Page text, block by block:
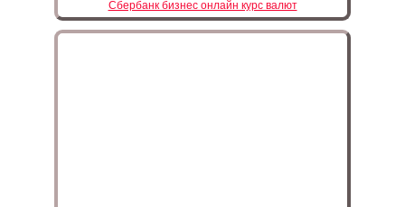
Сбербанк бизнес онлайн курс валют